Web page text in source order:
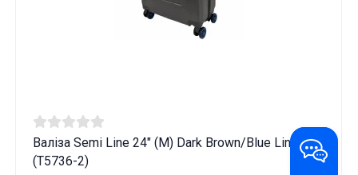
Валіза Semi Line 24" (M) Dark Brown/Blue Line
(T5736-2)